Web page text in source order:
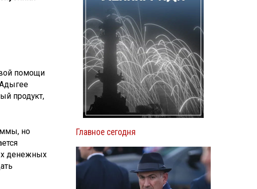
помощи
продукт,
но
денежных
Главное сегодня